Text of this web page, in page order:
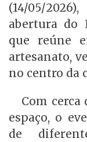
(14/05/
abertura do
que reúne
artesanato,
no centro da
Com cerca
espaço, o
de